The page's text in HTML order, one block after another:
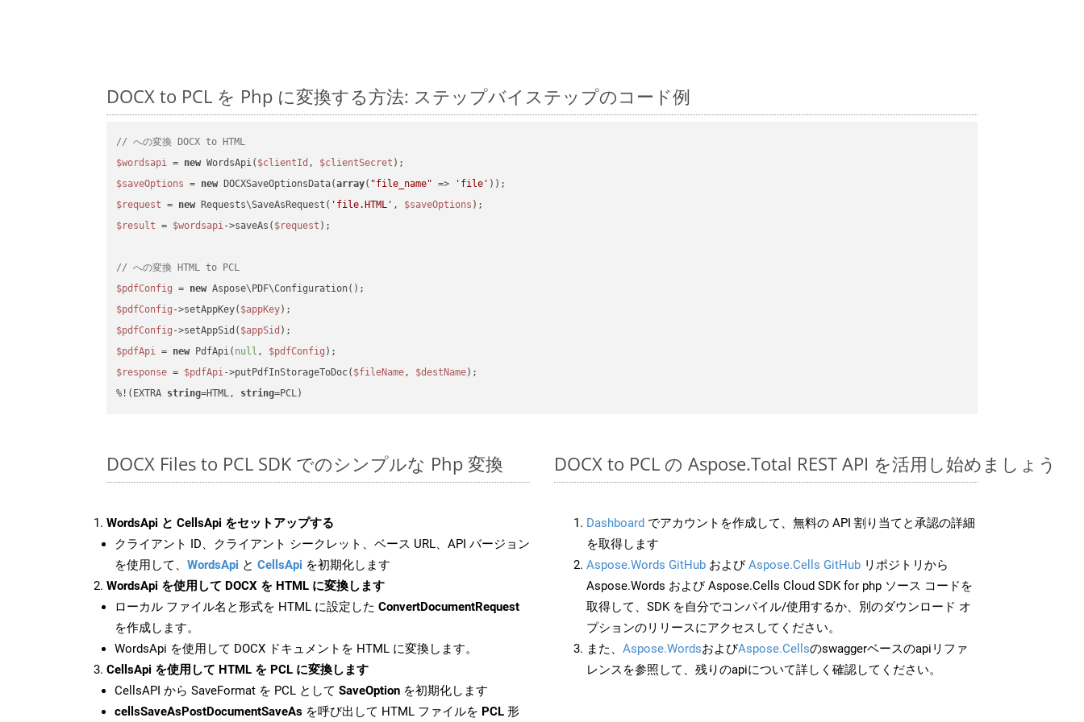
DOCX to PCL を Php に変換する方法: ステップバイステップのコード例
// への変換 DOCX to HTML
$wordsapi = new WordsApi( $clientId , $clientSecret
$saveOptions = new DOCXSaveOptionsData(array( "file_name" => 'file'
$request = new Requests\SaveAsRequest( 'file.HTML' , $saveOptions
$result = $wordsapi->saveAs( $request );
// への変換 HTML to PCL
$pdfConfig = new
$pdfConfig ->setAppKey( $appKey
$pdfConfig ->setAppSid( $appSid
$pdfApi = new PdfApi( null , $pdfConfig
$response = $pdfApi->putPdfInStorageToDoc( $fileName, $destName);
%!(EXTRA string=HTML, string=PCL)
DOCX Files to PCL SDK でのシンプルな Php 変換
WordsApi と CellsApi をセットアップする
クライアント ID、クライアント シークレット、ベース URL、API バージョン
を使用して、 WordsApi と CellsApi を初期化します
WordsApi を使用して DOCX を HTML に変換します
ローカル ファイル名と形式を HTML に設定した ConvertDocumentRequest
を作成します。
WordsApi を使用して DOCX ドキュメントを HTML に変換します。
CellsApi を使用して HTML を PCL に変換します
CellsAPI から SaveFormat を PCL として SaveOption を初期化します
cellsSaveAsPostDocumentSaveAs を呼び出して HTML ファイルを PCL 形
DOCX to PCL の Aspose.Total REST API を活用し始めましょう
Dashboard でアカウントを作成して、無料の API 割り当てと承認の詳細
を取得します
Aspose.Words GitHub およびAspose.Cells GitHub リポジトリから
Aspose.Words および Aspose.Cells Cloud SDK for php ソース コードを
取得して、SDK を自分でコンパイル/使用するか、別のダウンロード オ
プションのリリースにアクセスしてください。
また、 Aspose.WordsおよびAspose.Cellsのswaggerベースのapiリファ
レンスを参照して、残りのapiについて詳しく確認してください。